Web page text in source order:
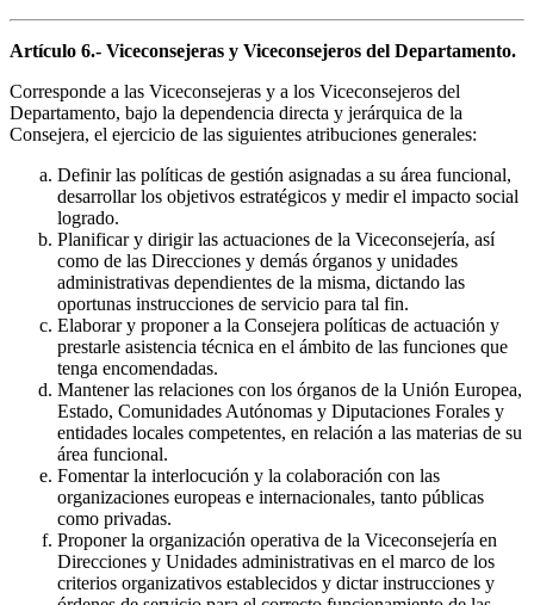
Artículo 6.- Viceconsejeras y Viceconsejeros del Departamento.
Corresponde a las Viceconsejeras y a los Viceconsejeros del
Departamento, bajo la dependencia directa y jerárquica de la
Consejera, el ejercicio de las siguientes atribuciones generales:
Definir las políticas de gestión asignadas a su área funcional,
desarrollar los objetivos estratégicos y medir el impacto social
logrado.
Planificar y dirigir las actuaciones de la Viceconsejería, así
como de las Direcciones y demás órganos y unidades
administrativas dependientes de la misma, dictando las
oportunas instrucciones de servicio para tal fin.
Elaborar y proponer a la Consejera políticas de actuación y
prestarle asistencia técnica en el ámbito de las funciones que
tenga encomendadas.
Mantener las relaciones con los órganos de la Unión Europea,
Estado, Comunidades Autónomas y Diputaciones Forales y
entidades locales competentes, en relación a las materias de su
área funcional.
Fomentar la interlocución y la colaboración con las
organizaciones europeas e internacionales, tanto públicas
como privadas.
Proponer la organización operativa de la Viceconsejería en
Direcciones y Unidades administrativas en el marco de los
criterios organizativos establecidos y dictar instrucciones y